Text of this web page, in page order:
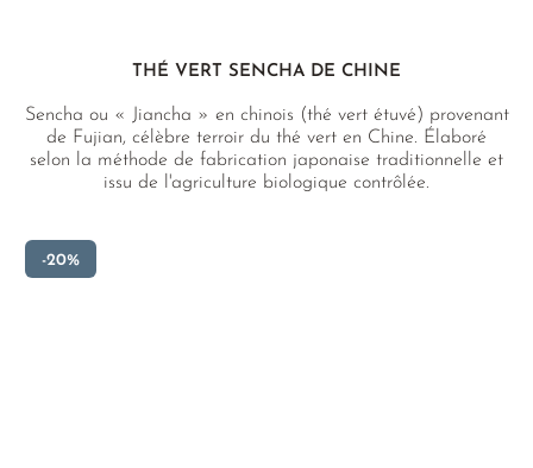
THÉ VERT SENCHA DE CHINE
Sencha ou « Jiancha » en chinois (thé vert étuvé) provenant
de Fujian, célèbre terroir du thé vert en Chine. Élaboré
selon la méthode de fabrication japonaise traditionnelle et
issu de l'agriculture biologique contrôlée.
-20%